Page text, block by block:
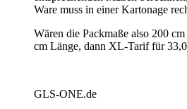
Ware muss in einer Kartonage
Wären die Packmaße also 200
cm Länge, dann XL-Tarif für
GLS-ONE.de